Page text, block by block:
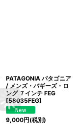
PATAGONIA パタゴニア
/ メンズ・バギーズ・ロ
ング ７インチ FEG
[58035FEG]
9,000円(税別)